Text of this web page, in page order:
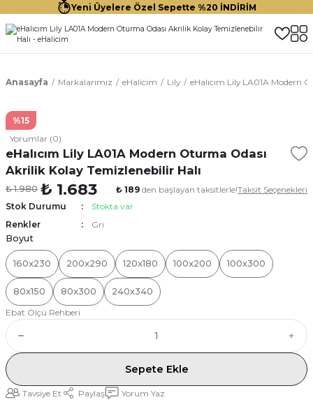
Yeni Üyelere Özel Sepette %20 İNDİRİM
Anasayfa Markalarımız eHalicim Lily eHalıcım Lily LA01A Modern
%15
Yorumlar (0)
eHalıcım Lily LA01A Modern Oturma Odası
Akrilik Kolay Temizlenebilir Halı
₺ 1.980 ₺ 1.683 ₺ 189 den başlayan taksitlerle!Taksit Seçenekleri
Stok Durumu
Stokta var
Renkler
Gri
Boyut
160x230 200x290 120x180 100x200 100x300
80x150 80x300
240x340
Ebat Ölçü Rehberi
Sepete Ekle
Tavsiye Et Paylaş Yorum Yaz